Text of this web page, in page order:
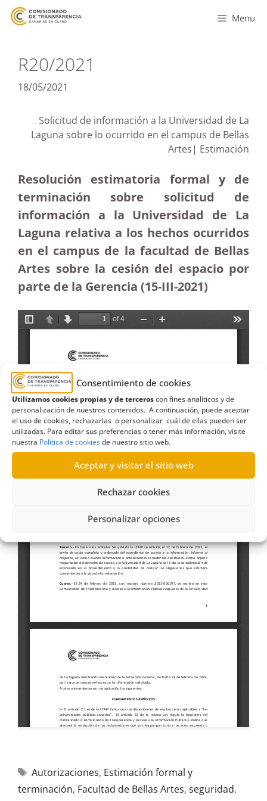
Consentimiento de cookies
Utilizamos cookies propias y de terceroscon fines analíticos y de
personalización de nuestros contenidos. A continuación, puede aceptar
el uso de cookies, rechazarlas o personalizar cuál de ellas pueden ser
utilizadas. Para editar sus preferencias o tener más información, visite
nuestra Política de cookiesde nuestro sitio web.
Aceptar y visitar el sitio web
Rechazar cookies
Personalizar opciones
Menu
R20/2021
18/05/2021
Solicitud de información a la Universidad de La
Laguna sobre lo ocurrido en el campus de Bellas
Artes| Estimación
Resolución estimatoria formal y de
terminación sobre solicitud de
información a la Universidad de La
Laguna relativa a los hechos ocurridos
en el campus de la facultad de Bellas
Artes sobre la cesión del espacio por
parte de la Gerencia (15-III-2021)
Autorizaciones, Estimación formal y
terminación, Facultad de Bellas Artes, seguridad,